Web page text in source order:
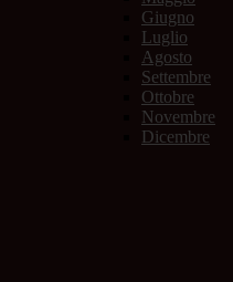
Giugno
Luglio
Agosto
Settembre
Ottobre
Novembre
Dicembre